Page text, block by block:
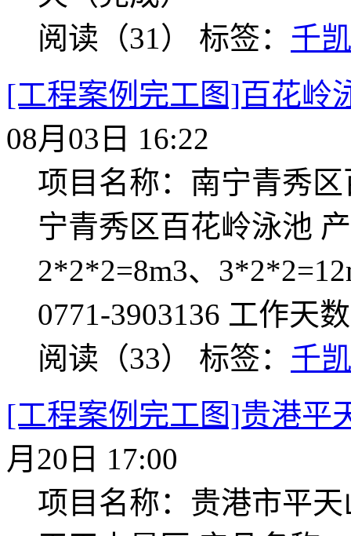
阅读（31） 标签： 千
[工程案例完工图]百花岭
08月03日 16:22
项目名称：南宁青秀
宁青秀区百花岭泳池
2*2*2=8m3、
0771-3903136 工作天
阅读（33） 标签： 千
[工程案例完工图]贵港平
月20日 17:00
项目名称：贵港市平